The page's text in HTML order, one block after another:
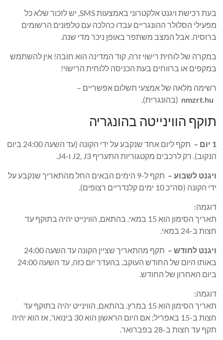
בעת רכישת ויגנט אלקטרוני באמצעות SMS, יש לזכור שלא כל
מפעילי הסלולר ההונגריים עבדו כהלכה עם טלפונים הרשומים
ברוסיה. אבל המצב משתפר באופן ניכר מדי שנה.
במקרה של לוחית רישוי זרה, קוד המדינה הוא חובה! אין להשתמש
במקפים או ברווחים בעת הכניסה ללוחית הרישוי!
רשימה מלאה של אמצעי תשלום אפשריים –
nmzrt.hu (בהונגרית).
תוקף הווינייטה בהונגריה
1 יום –
תקף ליום אחד שנקבע על ידי הקונה (עד השעה 24:00 ביום
הנקוב). רק לרכבים מקטגוריות התעריף J2, J3 ו-J4.
ויגנט לשבוע –
תקף ל-9 הימים הבאים החל מהתאריך שנקבע על
ידי הקונה (סה"כ 10 ימים קלנדריים רצופים).
דוגמה:
תאריך הסימון הוא 15 במאי. בהתאם, הווינייט יהיה בתוקף עד
חצות ב-24 במאי.
ויגנט לחודש –
תקף מהתאריך שציין הקונה עד השעה 24:00
באותו היום של החודש העוקב. בהעדר יום כזה, עד השעה 24:00
ביום האחרון של החודש.
דוגמה:
תאריך הסימון הוא 15 במרץ. בהתאם, הווינייט יהיה בתוקף עד
חצות ב-15 באפריל; אם היום הראשון הוא 30 בינואר, אז הוא יהיה
תקף עד חצות ב-28 בפברואר.